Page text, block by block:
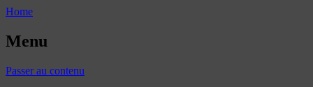
Home
Menu
Passer au contenu